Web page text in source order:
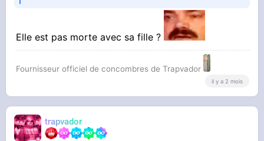
Elle est pas morte avec sa fille ?
Fournisseur officiel de concombres de Trapvador
il y a 2 mois
trapvador